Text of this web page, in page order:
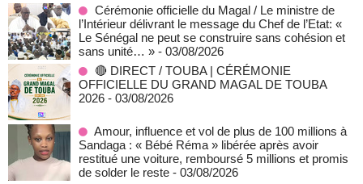
Cérémonie officielle du Magal / Le ministre de
l’Intérieur délivrant le message du Chef de l’Etat: «
Le Sénégal ne peut se construire sans cohésion et
sans unité… » - 03/08/2026
🔴 DIRECT / TOUBA | CÉRÉMONIE
OFFICIELLE DU GRAND MAGAL DE TOUBA
2026 - 03/08/2026
Amour, influence et vol de plus de 100 millions à
Sandaga : « Bébé Réma » libérée après avoir
restitué une voiture, remboursé 5 millions et promis
de solder le reste - 03/08/2026